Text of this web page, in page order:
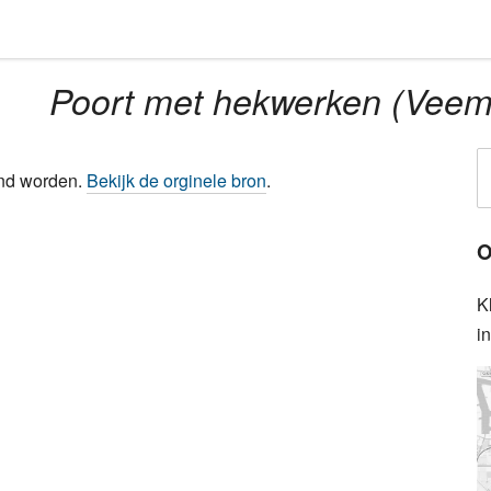
Poort met hekwerken
worden. Bekijk de orginele bron.